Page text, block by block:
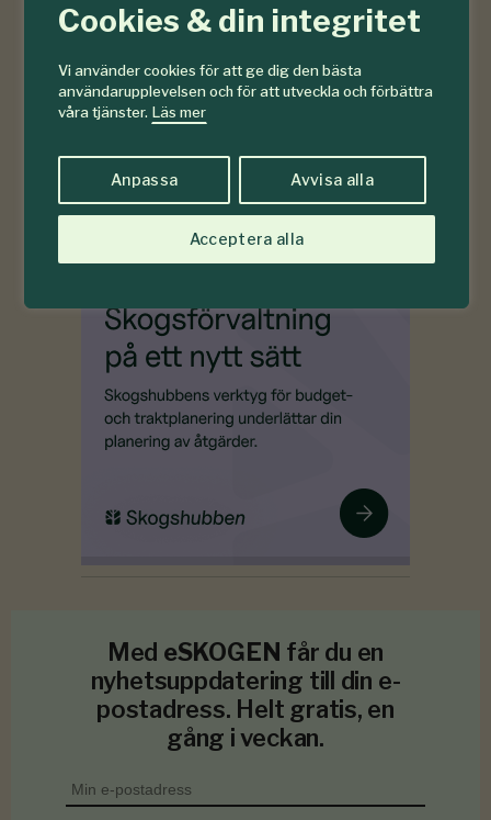
Cookies & din integritet
Vi använder cookies för att ge dig den bästa
användarupplevelsen och för att utveckla och förbättra
våra tjänster. Läs mer
Anpassa Avvisa alla
Acceptera alla
Med eSKOGEN får du en
nyhetsuppdatering till din e-
postadress. Helt gratis, en
gång i veckan.